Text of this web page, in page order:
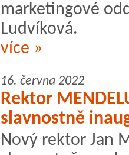
marketingové
Ludvíková.
více »
16. června 2022
Rektor
slavnostně
Nový rektor Jan